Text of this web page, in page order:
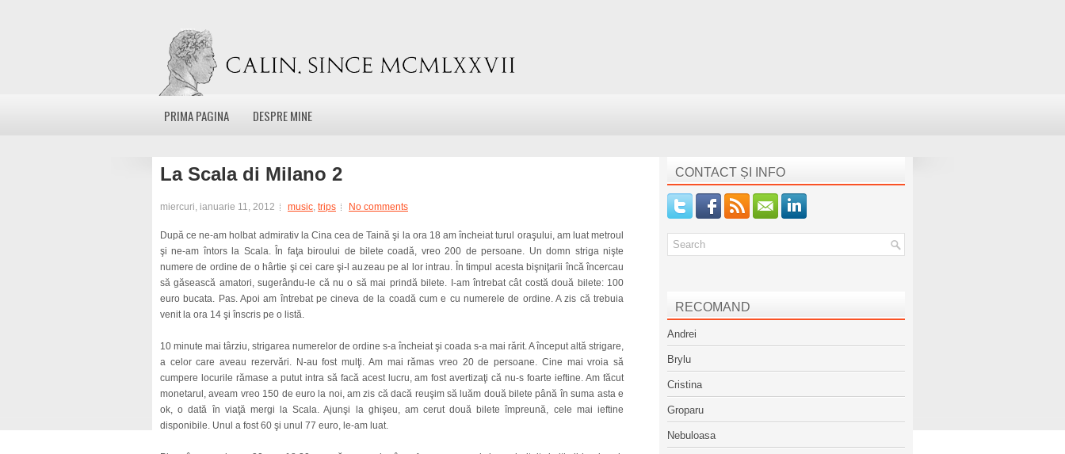
PRIMA PAGINA DESPRE MINE
La Scala di Milano 2
miercuri, ianuarie 11, 2012 music, trips No comments
După ce ne-am holbat admirativ la Cina cea de Taină şi la ora 18 am încheiat turul oraşului, am luat metroul
şi ne-am întors la Scala. În faţa biroului de bilete coadă, vreo 200 de persoane. Un domn striga nişte
numere de ordine de o hârtie şi cei care şi-l auzeau pe al lor intrau. În timpul acesta bişniţarii încă încercau
să găsească amatori, sugerându-le că nu o să mai prindă bilete. I-am întrebat cât costă două bilete: 100
euro bucata. Pas. Apoi am întrebat pe cineva de la coadă cum e cu numerele de ordine. A zis că trebuia
venit la ora 14 şi înscris pe o listă.
10 minute mai târziu, strigarea numerelor de ordine s-a încheiat şi coada s-a mai rărit. A început altă strigare,
a celor care aveau rezervări. N-au fost mulţi. Am mai rămas vreo 20 de persoane. Cine mai vroia să
cumpere locurile rămase a putut intra să facă acest lucru, am fost avertizaţi că nu-s foarte ieftine. Am făcut
monetarul, aveam vreo 150 de euro la noi, am zis că dacă reuşim să luăm două bilete până în suma asta e
ok, o dată în viaţă mergi la Scala. Ajunşi la ghişeu, am cerut două bilete împreună, cele mai ieftine
disponibile. Unul a fost 60 şi unul 77 euro, le-am luat.
CONTACT ȘI INFO
RECOMAND
Andrei
Brylu
Cristina
Groparu
Nebuloasa